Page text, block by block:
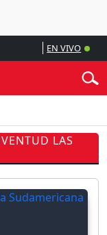
EN VIVO
LAS